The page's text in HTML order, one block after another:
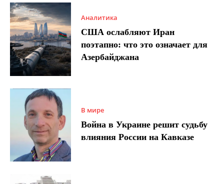
Аналитика
США ослабляют Иран
поэтапно: что это означает для
Азербайджана
В мире
Война в Украине решит судьбу
влияния России на Кавказе